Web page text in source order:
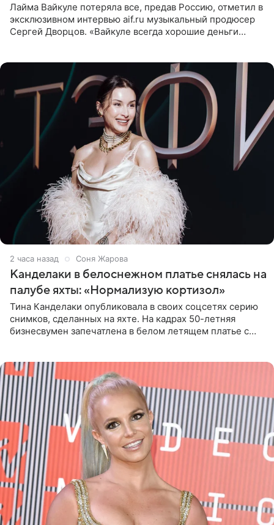
Лайма Вайкуле потеряла все, предав Россию, отметил в
эксклюзивном интервью aif.ru музыкальный продюсер
Сергей Дворцов. «Вайкуле всегда хорошие деньги
2 часа назад Соня Жарова
Канделаки в белоснежном платье снялась на
палубе яхты: «Нормализую кортизол»
Тина Канделаки опубликовала в своих соцсетях серию
снимков, сделанных на яхте. На кадрах 50-летняя
бизнесвумен запечатлена в белом летящем платье с